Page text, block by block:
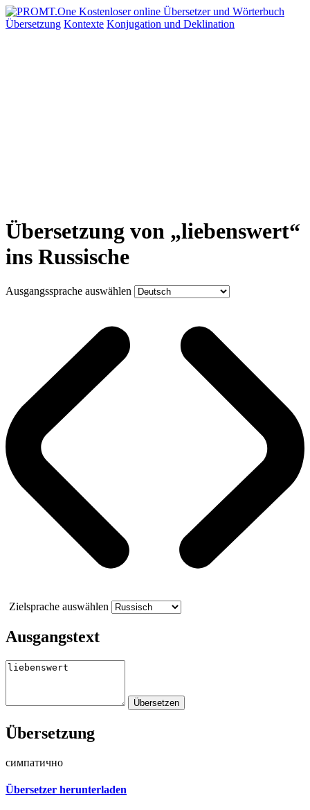
Übersetzung Kontexte Konjugation und Deklination
Übersetzung von „liebenswert“
ins Russische
Ausgangssprache auswählen
Zielsprache auswählen
Ausgangstext
Übersetzung
симпатично
Übersetzer herunterladen